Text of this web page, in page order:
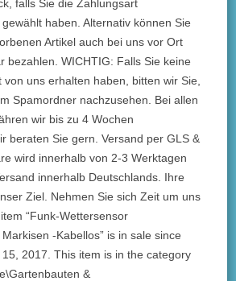
falls Sie die Zahlungsart
haben. Alternativ können Sie
Artikel auch bei uns vor Ort
bezahlen. WICHTIG: Falls Sie keine
uns erhalten haben, bitten wir Sie,
Spamordner nachzusehen. Bei allen
wir bis zu 4 Wochen
beraten Sie gern. Versand per GLS &
wird innerhalb von 2-3 Werktagen
innerhalb Deutschlands. Ihre
Ziel. Nehmen Sie sich Zeit um uns
“Funk-Wettersensor
-Kabellos” is in sale since
2017. This item is in the category
&